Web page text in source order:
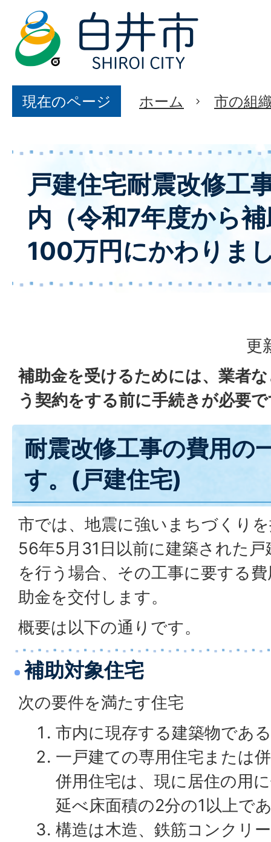
現在のページ ホーム 市の組
戸建住宅耐震改修工
内（令和7年度から
100万円にかわりま
更
補助金を受けるためには、業者
う契約をする前に手続きが必要
耐震改修工事の費用の
す。(戸建住宅)
市では、地震に強いまちづくり
56年5月31日以前に建築された
を行う場合、その工事に要する
助金を交付します。
概要は以下の通りです。
補助対象住宅
次の要件を満たす住宅
市内に現存する建築物であ
一戸建ての専用住宅または
併用住宅は、現に居住の用
延べ床面積の2分の1以上で
構造は木造、鉄筋コンクリ